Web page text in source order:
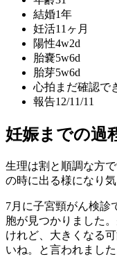
結婚1年
妊活11ヶ月
陽性4w2d
胎嚢5w6d
胎芽5w6d
心拍 まだ確認で
報告12/11/11
妊娠までの過
生理は割と順調な方
の時に出る様になり
7月に子宮頸がん検診
胞が見つかりました
けれど、大きくなる
いね。と言われました